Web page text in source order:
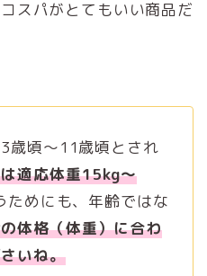
スパがとてもいい商品だ
歳頃～11歳頃とされ
適応体重15kg～
ためにも、年齢ではな
体格（体重）に合わ
いね。